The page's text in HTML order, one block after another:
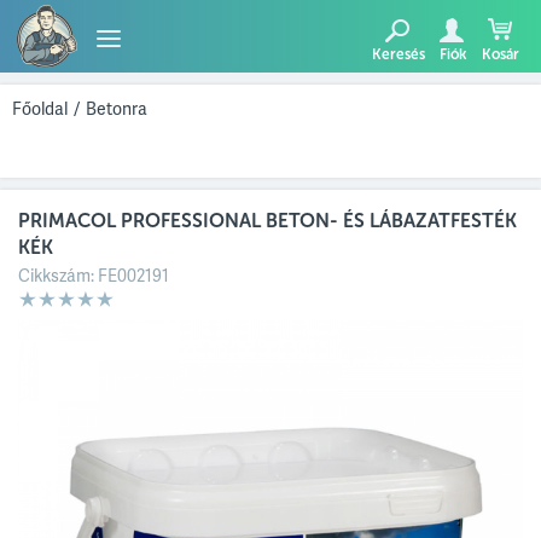
AJÁNLATUNK
Keresés Fiók Kosár
Főoldal / Betonra
PRIMACOL PROFESSIONAL BETON- ÉS LÁBAZATFESTÉK
KÉK
Cikkszám: FE002191